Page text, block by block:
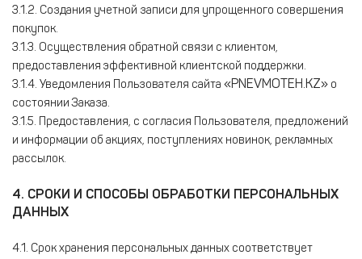
3.1.2. Создания учетной записи для упрощенного совершения
покупок.
3.1.3. Осуществления обратной связи с клиентом,
предоставления эффективной клиентской поддержки.
3.1.4. Уведомления Пользователя сайта «PNEVMOTEH.KZ» о
состоянии Заказа.
3.1.5. Предоставления, с согласия Пользователя, предложений
и информации об акциях, поступлениях новинок, рекламных
рассылок.
4. СРОКИ И СПОСОБЫ ОБРАБОТКИ ПЕРСОНАЛЬНЫХ
ДАННЫХ
4.1. Срок хранения персональных данных соответствует